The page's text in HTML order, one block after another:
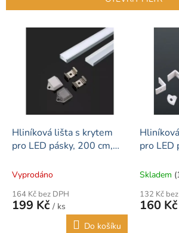
r
Hliníková lišta s krytem
pro LED pásky, 200 cm,
Vyprodáno
164 Kč bez DPH
199 Kč / ks
Do košíku
pro LED
Skladem
132 Kč
160 Kč